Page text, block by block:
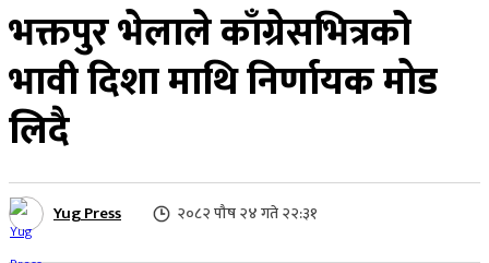
भक्तपुर भेलाले काँग्रेसभित्रको
भावी दिशा माथि निर्णायक माेड
लिदै
Yug Press २०८२ पौष २४ गते २२:३१